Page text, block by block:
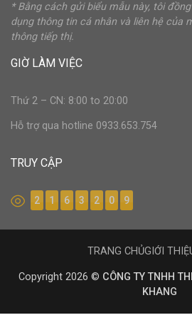
* Bằng cách gửi biểu mẫu này, tôi
dụng thông tin cá nhân và liên hệ của
thông tiếp thị.
GIỜ LÀM VIỆC
Thứ 2 – CN: 8:00 to 20:00
Hỗ trợ qua hotline 0933.653.754
TRUY CẬP
2 1 6 3 2 0 9
Copyright 2026 © CÔNG TY TNHH
KHANG
TRANG CHỦGIỚI